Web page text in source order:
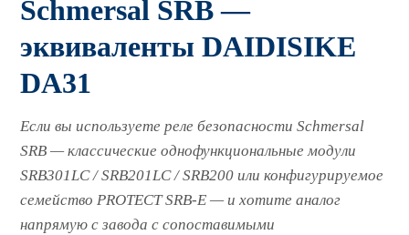
Schmersal SRB —
эквиваленты DAIDISIKE
DA31
Если вы используете реле безопасности Schmersal
SRB — классические однофункциональные модули
SRB301LC / SRB201LC / SRB200 или конфигурируемое
семейство PROTECT SRB-E — и хотите аналог
напрямую с завода с сопоставимыми